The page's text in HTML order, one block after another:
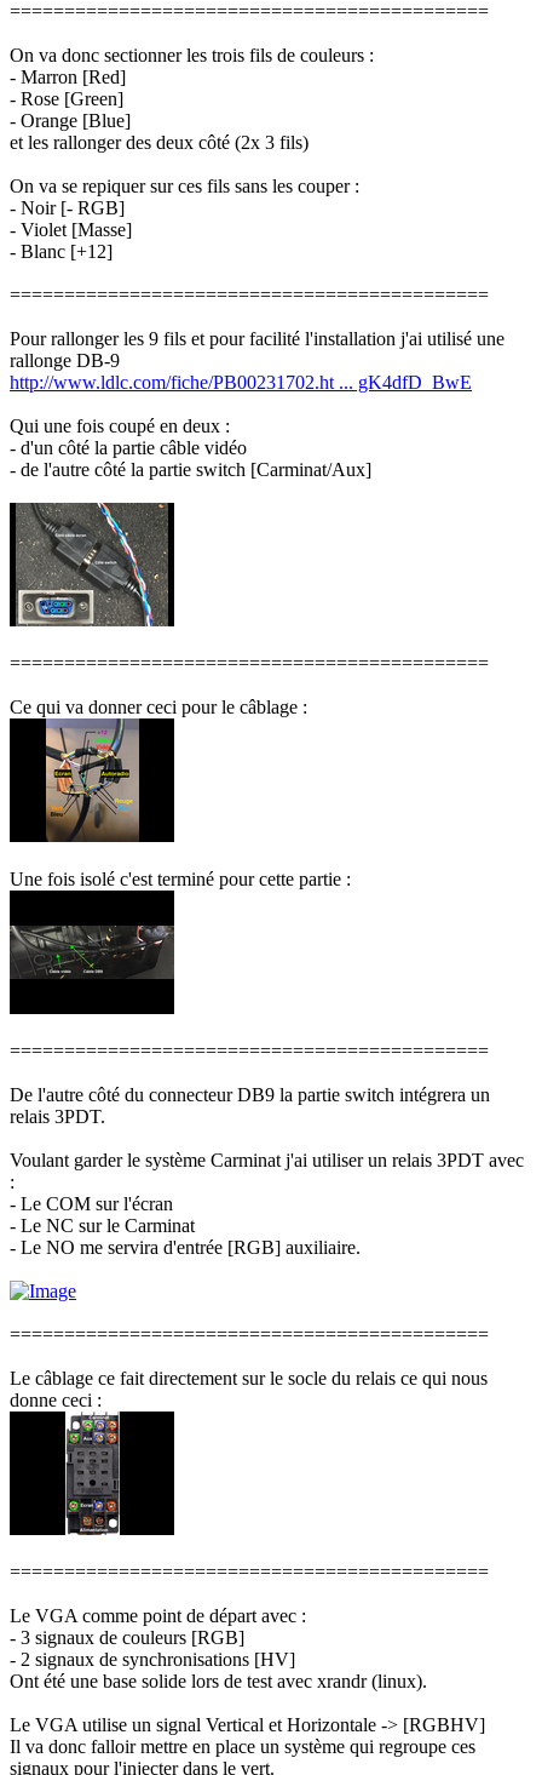
============================================
On va donc sectionner les trois fils de couleurs :
- Marron [Red]
- Rose [Green]
- Orange [Blue]
et les rallonger des deux côté (2x 3 fils)
On va se repiquer sur ces fils sans les couper :
- Noir [- RGB]
- Violet [Masse]
- Blanc [+12]
============================================
Pour rallonger les 9 fils et pour facilité l'installation j'ai utilisé une
rallonge DB-9
http://www.ldlc.com/fiche/PB00231702.ht ... gK4dfD_BwE
Qui une fois coupé en deux :
- d'un côté la partie câble vidéo
- de l'autre côté la partie switch [Carminat/Aux]
============================================
Ce qui va donner ceci pour le câblage :
Une fois isolé c'est terminé pour cette partie :
============================================
De l'autre côté du connecteur DB9 la partie switch intégrera un
relais 3PDT.
Voulant garder le système Carminat j'ai utiliser un relais 3PDT avec
:
- Le COM sur l'écran
- Le NC sur le Carminat
- Le NO me servira d'entrée [RGB] auxiliaire.
============================================
Le câblage ce fait directement sur le socle du relais ce qui nous
donne ceci :
============================================
Le VGA comme point de départ avec :
- 3 signaux de couleurs [RGB]
- 2 signaux de synchronisations [HV]
Ont été une base solide lors de test avec xrandr (linux).
Le VGA utilise un signal Vertical et Horizontale -> [RGBHV]
Il va donc falloir mettre en place un système qui regroupe ces
signaux pour l'injecter dans le vert.